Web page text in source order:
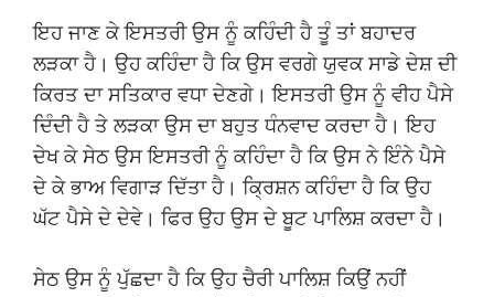
ਇਹ ਜਾਣ ਕੇ ਇਸਤਰੀ ਉਸ ਨੂੰ ਕਹਿੰਦੀ ਹੈ ਤੂੰ ਤਾਂ ਬਹਾਦਰ
ਲੜਕਾ ਹੈ। ਉਹ ਕਹਿੰਦਾ ਹੈ ਕਿ ਉਸ ਵਰਗੇ ਯੁਵਕ ਸਾਡੇ ਦੇਸ਼ ਦੀ
ਕਿਰਤ ਦਾ ਸਤਿਕਾਰ ਵਧਾ ਦੇਣਗੇ। ਇਸਤਰੀ ਉਸ ਨੂੰ ਵੀਹ ਪੈਸੇ
ਦਿੰਦੀ ਹੈ ਤੇ ਲੜਕਾ ਉਸ ਦਾ ਬਹੁਤ ਧੰਨਵਾਦ ਕਰਦਾ ਹੈ। ਇਹ
ਦੇਖ ਕੇ ਸੇਠ ਉਸ ਇਸਤਰੀ ਨੂੰ ਕਹਿੰਦਾ ਹੈ ਕਿ ਉਸ ਨੇ ਇੰਨੇ ਪੈਸੇ
ਦੇ ਕੇ ਭਾਅ ਵਿਗਾੜ ਦਿੱਤਾ ਹੈ। ਕ੍ਰਿਸ਼ਨ ਕਹਿੰਦਾ ਹੈ ਕਿ ਉਹ
ਘੱਟ ਪੈਸੇ ਦੇ ਦੇਵੇ। ਫਿਰ ਉਹ ਉਸ ਦੇ ਬੂਟ ਪਾਲਿਸ਼ ਕਰਦਾ ਹੈ।
ਸੇਠ ਉਸ ਨੂੰ ਪੁੱਛਦਾ ਹੈ ਕਿ ਉਹ ਚੈਰੀ ਪਾਲਿਸ਼ ਕਿਉਂ ਨਹੀਂ